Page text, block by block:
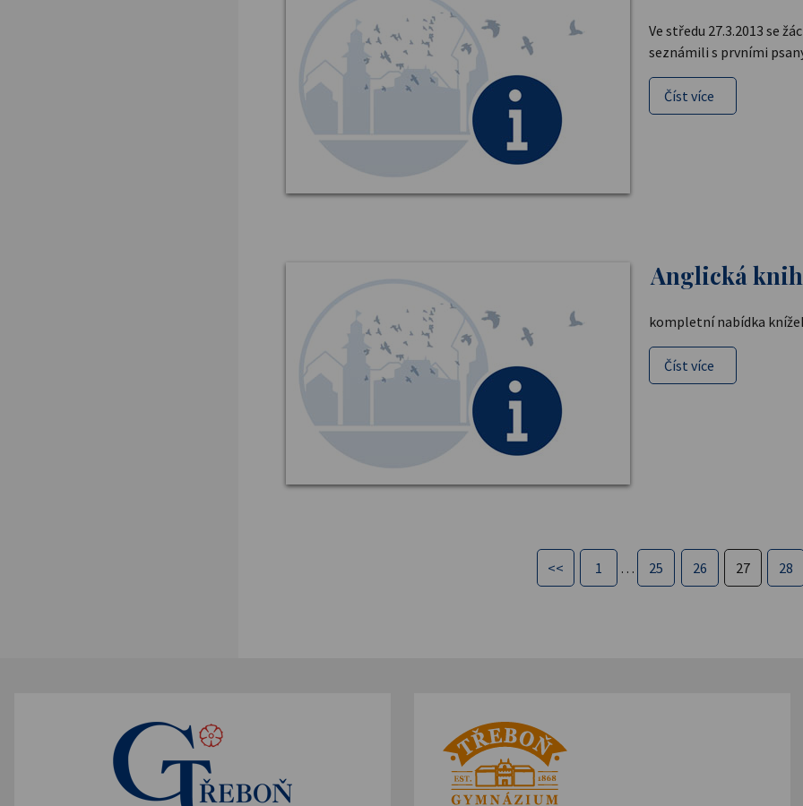
Ve středu 27.3.2013 se
seznámili s prvními
Číst více
Anglická
kompletní nabídka
Číst více
<< 1 … 25 26 27 28